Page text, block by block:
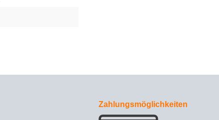
Zahlungsmöglichkeiten